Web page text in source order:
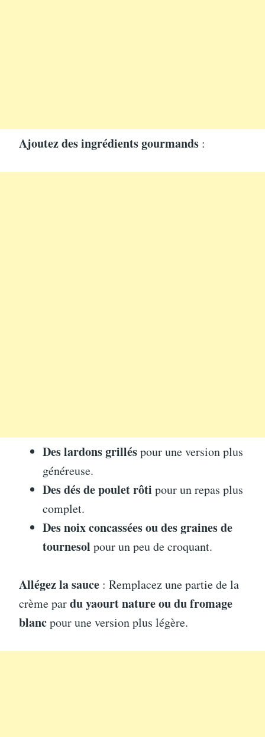
Ajoutez des ingrédients gourmands :
Des lardons grilléspour une version plus
généreuse.
Des dés de poulet rôti pour un repas plus
complet.
Des noix concassées ou des graines de
tournesol pour un peu de croquant.
Allégez la sauce : Remplacez une partie de la
crème pardu yaourt nature ou du fromage
blancpour une version plus légère.